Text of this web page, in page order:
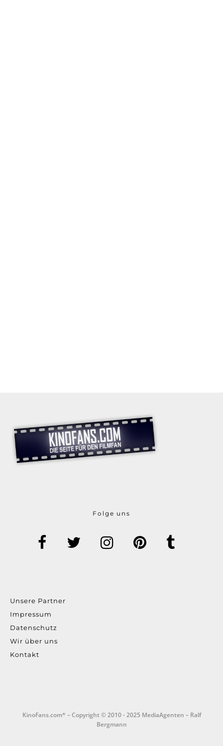
Folge uns
Unsere Partner
Impressum
Datenschutz
Wir über uns
Kontakt
KinoFans.com* – Copyright © 2010 - 2025 MediaAgenten – Ralf
Bergmann